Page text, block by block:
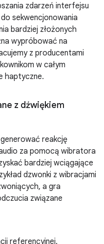
zdarzeń interfejsu
do sekwencjonowania
bardziej złożonych
wypróbować na
z producentami
w całym
haptyczne.
z dźwiękiem
reakcję
za pomocą wibratora
bardziej wciągające
dzwonki z wibracjami
a gra
związane
referencyjnej.